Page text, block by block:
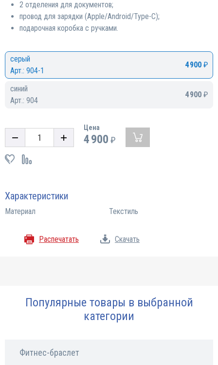
2 отделения для документов;
провод для зарядки (Apple/Android/Type-C);
подарочная коробка с ручками.
серый
Арт.: 904-1
4 900 ₽
синий
Арт.: 904
4 900 ₽
Цена
4 900 ₽
Характеристики
Материал Текстиль
Распечатать Скачать
Популярные товары в выбранной
категории
Фитнес-браслет